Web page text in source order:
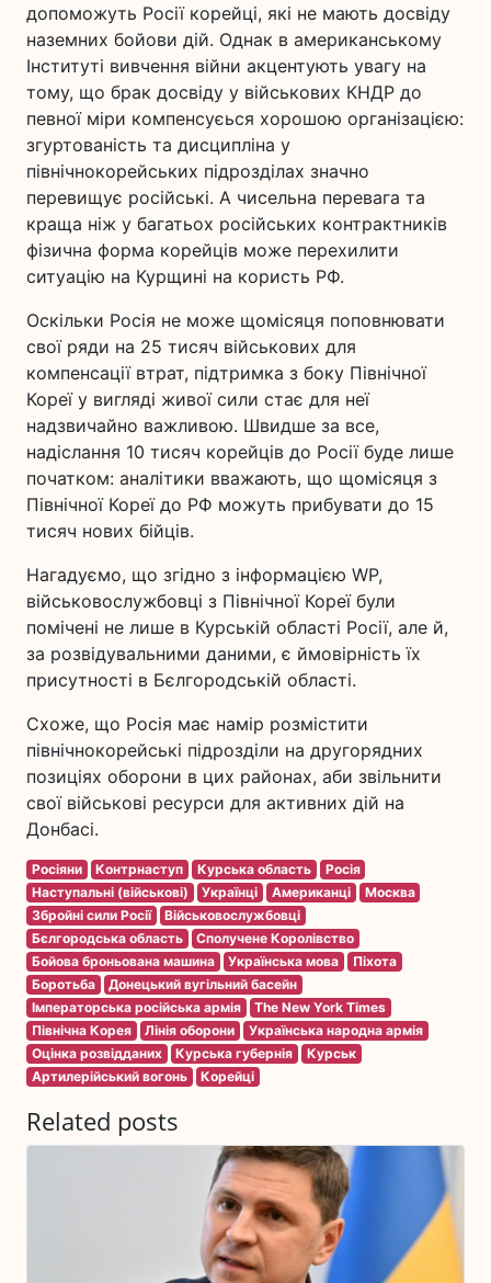
допоможуть Росії корейці, які не мають досвіду
наземних бойови дій. Однак в американському
Інституті вивчення війни акцентують увагу на
тому, що брак досвіду у військових КНДР до
певної міри компенсуєься хорошою організацією:
згуртованість та дисципліна у
північнокорейських підрозділах значно
перевищує російські. А чисельна перевага та
краща ніж у багатьох російських контрактників
фізична форма корейців може перехилити
ситуацію на Курщині на користь РФ.
Оскільки Росія не може щомісяця поповнювати
свої ряди на 25 тисяч військових для
компенсації втрат, підтримка з боку Північної
Кореї у вигляді живої сили стає для неї
надзвичайно важливою. Швидше за все,
надіслання 10 тисяч корейців до Росії буде лише
початком: аналітики вважають, що щомісяця з
Північної Кореї до РФ можуть прибувати до 15
тисяч нових бійців.
Нагадуємо, що згідно з інформацією WP,
військовослужбовці з Північної Кореї були
помічені не лише в Курській області Росії, але й,
за розвідувальними даними, є ймовірність їх
присутності в Бєлгородській області.
Схоже, що Росія має намір розмістити
північнокорейські підрозділи на другорядних
позиціях оборони в цих районах, аби звільнити
свої військові ресурси для активних дій на
Донбасі.
Росіяни Контрнаступ Курська область
Росія
Наступальні (військові)
Українці Американці
Москва
Збройні сили Росії
Військовослужбовці
Бєлгородська область
Сполучене Королівство
Бойова броньована машина
Українська мова
Піхота
Боротьба
Донецький вугільний басейн
Імператорська російська армія
The New York Times
Північна Корея
Лінія оборони
Українська народна армія
Оцінка розвідданих
Курська губернія
Курськ
Артилерійський вогонь
Корейці
Related posts